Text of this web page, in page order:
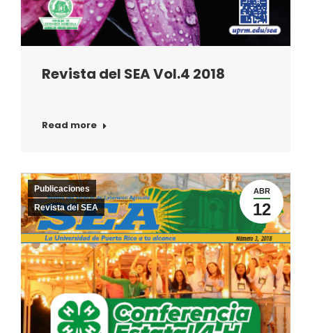
Revista del SEA Vol.4 2018
Read more
ABR
12
Publicaciones
Revista del SEA